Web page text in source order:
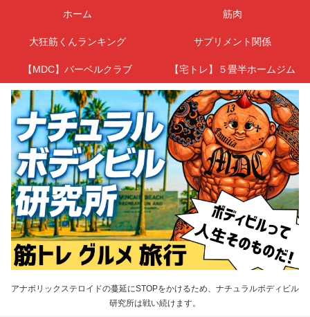
アナボリックステロイドの蔓延にSTOPをかけるため、ナチュラルボディビル
研究所は戦い続けます。
ホーム 筋肉
大狂筋くんランキング サプリメント関係
【MDC】バーベルクラブ 【宅トレ】５畳半ホームジム